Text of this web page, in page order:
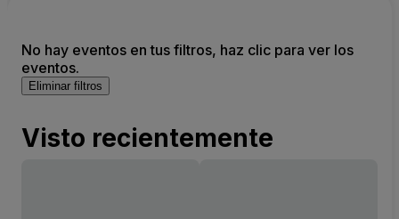
No hay eventos en tus filtros, haz clic para ver los
eventos.
Eliminar filtros
Visto recientemente